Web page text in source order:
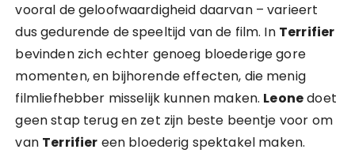
vooral de geloofwaardigheid daarvan – varieert
dus gedurende de speeltijd van de film. In Terrifier
bevinden zich echter genoeg bloederige gore
momenten, en bijhorende effecten, die menig
filmliefhebber misselijk kunnen maken. Leonedoet
geen stap terug en zet zijn beste beentje voor om
van Terrifier een bloederig spektakel maken.